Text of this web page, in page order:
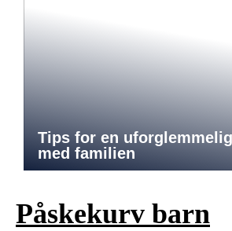
Tips for en
med familien
Påskekurv barn